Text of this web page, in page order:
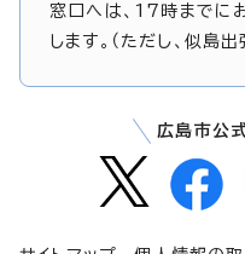
窓口へは、17時までに
します。（ただし、似島
広島市公